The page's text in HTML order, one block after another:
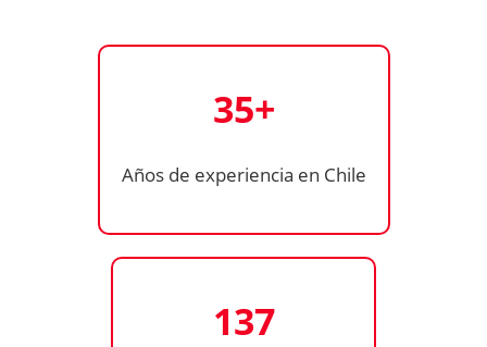
35+
Años de experiencia en Chile
137